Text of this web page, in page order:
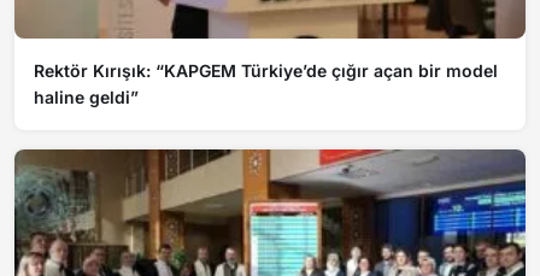
Rektör Kırışık: “KAPGEM Türkiye’de çığır açan bir model
haline geldi”